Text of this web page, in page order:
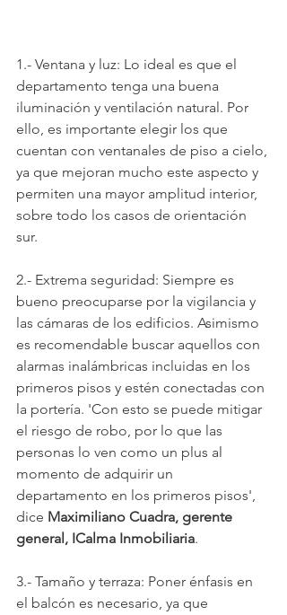
1.- Ventana y luz: Lo ideal es que el
departamento tenga una buena
iluminación y ventilación natural. Por
ello, es importante elegir los que
cuentan con ventanales de piso a cielo,
ya que mejoran mucho este aspecto y
permiten una mayor amplitud interior,
sobre todo los casos de orientación
sur.
2.- Extrema seguridad: Siempre es
bueno preocuparse por la vigilancia y
las cámaras de los edificios. Asimismo
es recomendable buscar aquellos con
alarmas inalámbricas incluidas en los
primeros pisos y estén conectadas con
la portería. 'Con esto se puede mitigar
el riesgo de robo, por lo que las
personas lo ven como un plus al
momento de adquirir un
departamento en los primeros pisos',
dice Maximiliano Cuadra, gerente
general, ICalma Inmobiliaria.
3.- Tamaño y terraza: Poner énfasis en
el balcón es necesario, ya que